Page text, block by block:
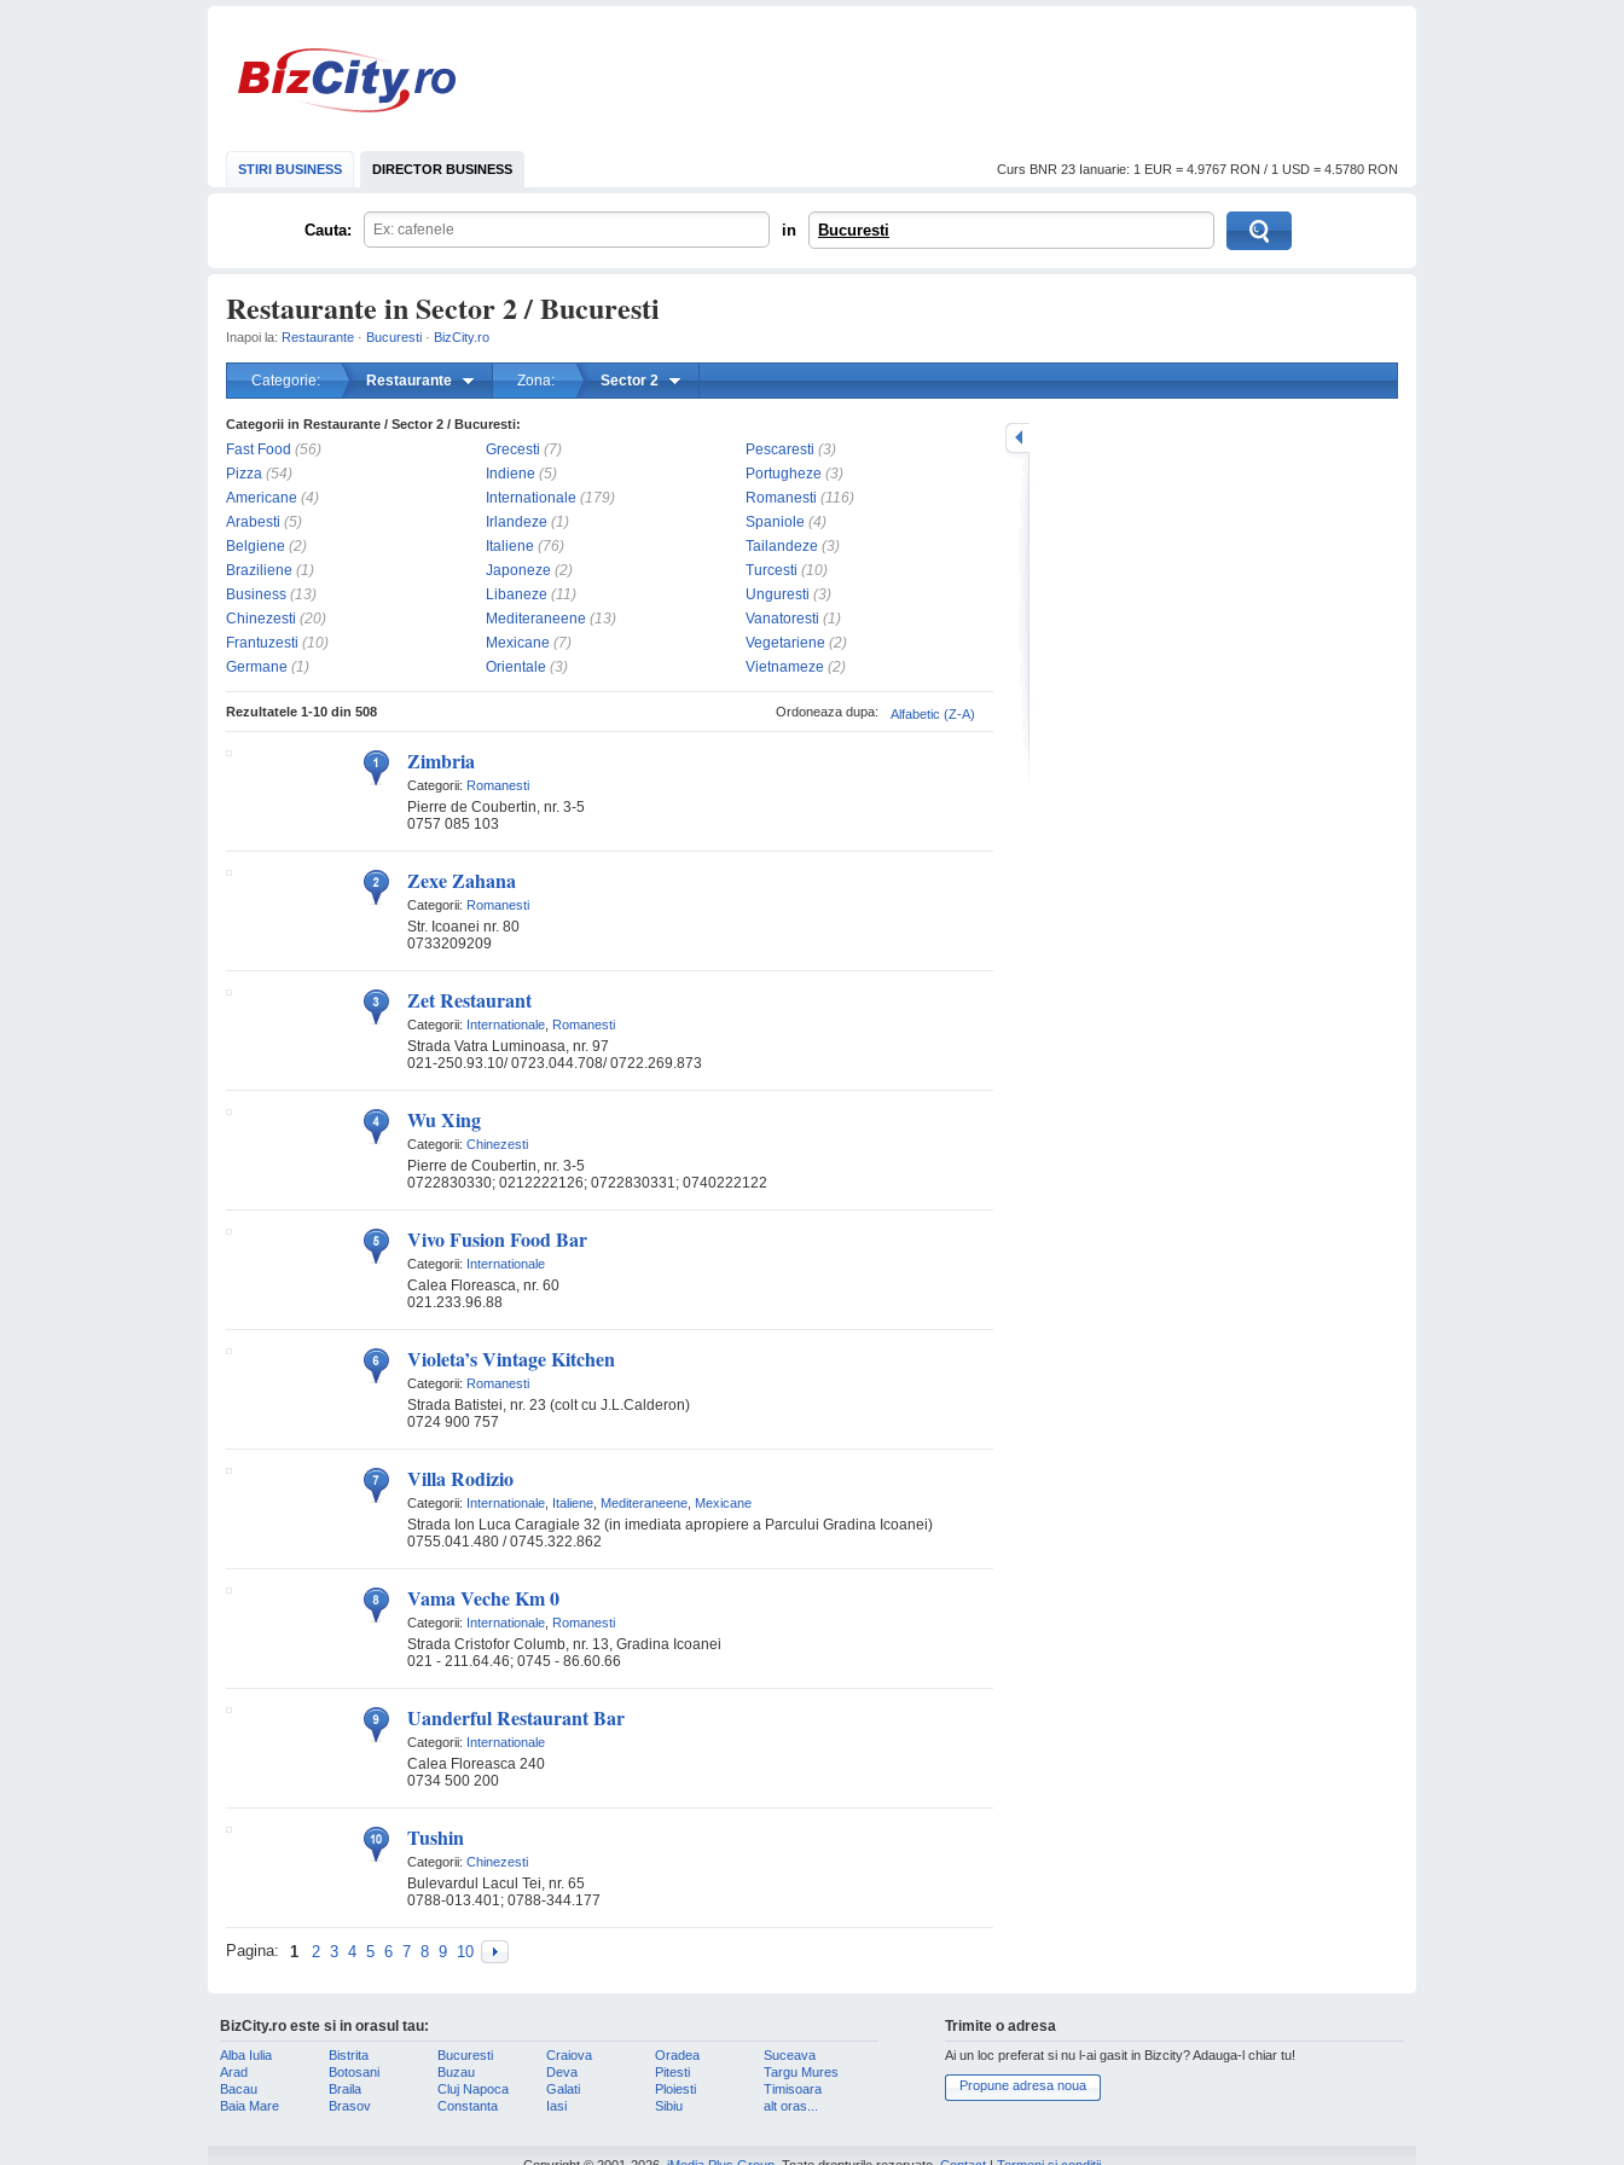
STIRI BUSINESS DIRECTOR BUSINESS Curs BNR 23 Ianuarie: 1 EUR = 4.9767 RON / 1 USD = 4.5780 RON
Cauta: in Bucuresti
Restaurante in Sector 2 / Bucuresti
Inapoi la: Restaurante · Bucuresti · BizCity.ro
Categorie: Restaurante Zona: Sector 2
Categorii in Restaurante / Sector 2 / Bucuresti:
Fast Food (56)
Pizza (54)
Americane (4)
Arabesti (5)
Belgiene (2)
Braziliene (1)
Business (13)
Chinezesti (20)
Frantuzesti (10)
Germane (1)
Grecesti (7)
Indiene (5)
Internationale (179)
Irlandeze (1)
Italiene (76)
Japoneze (2)
Libaneze (11)
Mediteraneene (13)
Mexicane (7)
Orientale (3)
Pescaresti (3)
Portugheze (3)
Romanesti (116)
Spaniole (4)
Tailandeze (3)
Turcesti (10)
Unguresti (3)
Vanatoresti (1)
Vegetariene (2)
Vietnameze (2)
Alfabetic (Z-A)
Ordoneaza dupa:
Rezultatele 1-10 din 508
Zimbria
Categorii: Romanesti
Pierre de Coubertin, nr. 3-5
0757 085 103
Zexe Zahana
Categorii: Romanesti
Str. Icoanei nr. 80
0733209209
Zet Restaurant
Categorii: Internationale Romanesti
Strada Vatra Luminoasa, nr. 97
021-250.93.10/ 0723.044.708/ 0722.269.873
Wu Xing
Categorii: Chinezesti
Pierre de Coubertin, nr. 3-5
0722830330; 0212222126; 0722830331; 0740222122
Vivo Fusion Food Bar
Categorii: Internationale
Calea Floreasca, nr. 60
021.233.96.88
Violeta’s Vintage Kitchen
Categorii: Romanesti
Strada Batistei, nr. 23 (colt cu J.L.Calderon)
0724 900 757
Villa Rodizio
Categorii: Internationale Italiene Mediteraneene Mexicane
Strada Ion Luca Caragiale 32 (in imediata apropiere a Parcului Gradina Icoanei)
0755.041.480 / 0745.322.862
Vama Veche Km 0
Categorii: Internationale Romanesti
Strada Cristofor Columb, nr. 13, Gradina Icoanei
021 - 211.64.46; 0745 - 86.60.66
Uanderful Restaurant Bar
Categorii: Internationale
Calea Floreasca 240
0734 500 200
Tushin
Categorii: Chinezesti
Bulevardul Lacul Tei, nr. 65
0788-013.401; 0788-344.177
Pagina: 1 2 3 4 5 6 7 8 9 10
BizCity.ro este si in orasul tau:
Alba Iulia
Arad
Bacau
Baia Mare
Bistrita
Botosani
Braila
Brasov
Bucuresti
Buzau
Cluj Napoca
Constanta
Craiova
Deva
Galati
Iasi
Oradea
Pitesti
Ploiesti
Sibiu
Suceava
Targu Mures
Timisoara
alt oras...
Trimite o adresa
Ai un loc preferat si nu l-ai gasit in Bizcity? Adauga-l chiar tu!
Propune adresa noua